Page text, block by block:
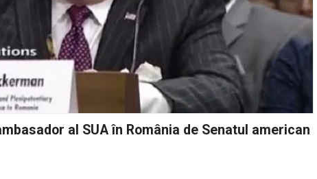
al SUA în România de Senatul american